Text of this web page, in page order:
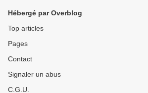
Hébergé par Overblog
Top articles
Pages
Contact
Signaler un abus
C.G.U.